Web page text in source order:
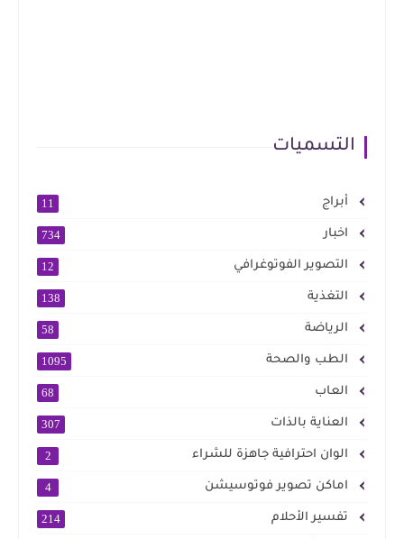
التسميات
أبراج 11
اخبار 734
التصوير الفوتوغرافي 12
التغذية 138
الرياضة 58
الطب والصحة 1095
العاب 68
العناية بالذات 307
الوان احترافية جاهزة للشراء 2
اماكن تصوير فوتوسيشن 4
تفسير الأحلام 214